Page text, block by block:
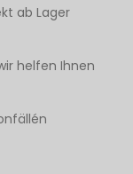
ab Lager
helfen Ihnen